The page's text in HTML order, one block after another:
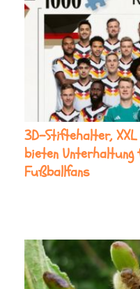
3D-Stiftehalter, XXL
bieten
Fußballfans